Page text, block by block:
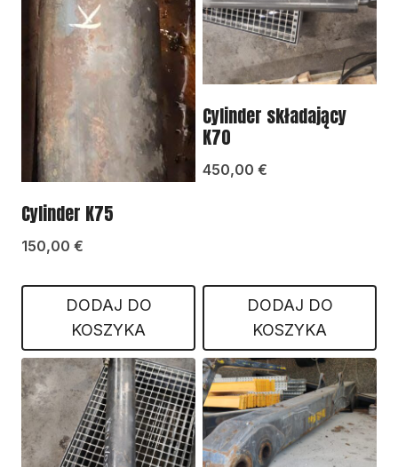
Cylinder K75
150,00 €
DODAJ DO
KOSZYKA
Cylinder składający
K70
450,00 €
DODAJ DO
KOSZYKA